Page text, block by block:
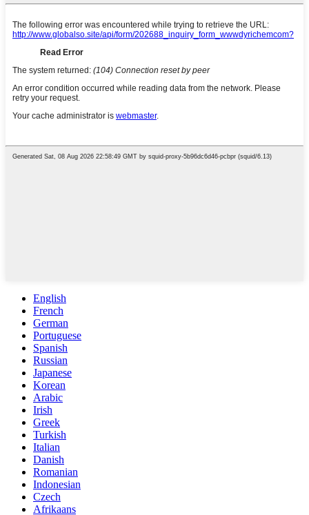
English
French
German
Portuguese
Spanish
Russian
Japanese
Korean
Arabic
Irish
Greek
Turkish
Italian
Danish
Romanian
Indonesian
Czech
Afrikaans